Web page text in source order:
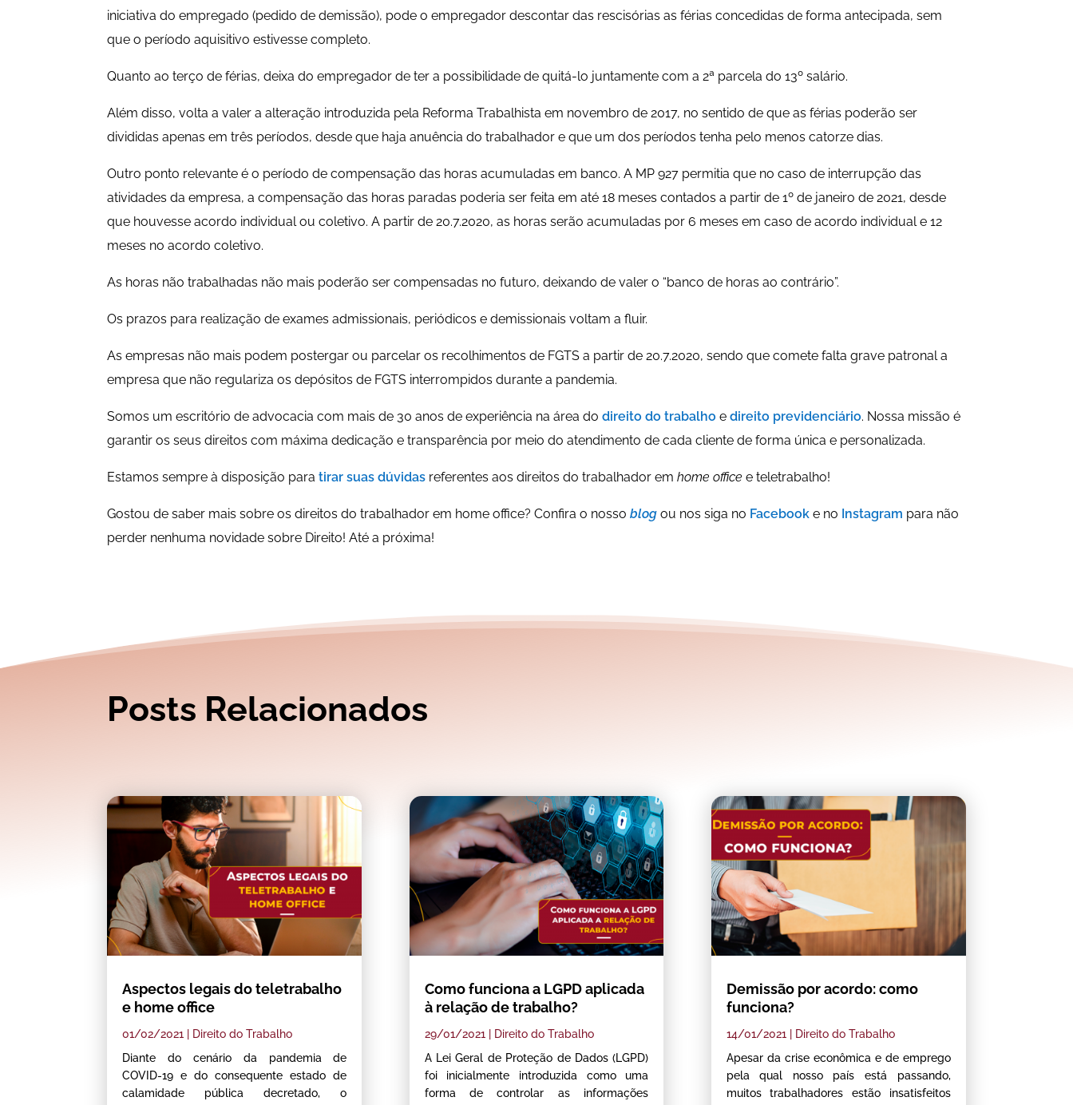
iniciativa do empregado (pedido de demissão), pode o empregador descontar das rescisórias as férias concedidas de forma antecipada, sem
que o período aquisitivo estivesse completo.
Quanto ao terço de férias, deixa do empregador de ter a possibilidade de quitá-lo juntamente com a 2ª parcela do 13º salário.
Além disso, volta a valer a alteração introduzida pela Reforma Trabalhista em novembro de 2017, no sentido de que as férias poderão ser
divididas apenas em três períodos, desde que haja anuência do trabalhador e que um dos períodos tenha pelo menos catorze dias.
Outro ponto relevante é o período de compensação das horas acumuladas em banco. A MP 927 permitia que no caso de interrupção das
atividades da empresa, a compensação das horas paradas poderia ser feita em até 18 meses contados a partir de 1º de janeiro de 2021, desde
que houvesse acordo individual ou coletivo. A partir de 20.7.2020, as horas serão acumuladas por 6 meses em caso de acordo individual e 12
meses no acordo coletivo.
As horas não trabalhadas não mais poderão ser compensadas no futuro, deixando de valer o “banco de horas ao contrário”.
Os prazos para realização de exames admissionais, periódicos e demissionais voltam a fluir.
As empresas não mais podem postergar ou parcelar os recolhimentos de FGTS a partir de 20.7.2020, sendo que comete falta grave patronal a
empresa que não regulariza os depósitos de FGTS interrompidos durante a pandemia.
Somos um escritório de advocacia com mais de 30 anos de experiência na área dodireito do trabalho edireito previdenciário. Nossa missão é
garantir os seus direitos com máxima dedicação e transparência por meio do atendimento de cada cliente de forma única e personalizada.
Estamos sempre à disposição para tirar suas dúvidas referentes aos direitos do trabalhador emhome office e teletrabalho!
Gostou de saber mais sobre os direitos do trabalhador em home office? Confira o nosso blog ou nos siga no Facebook e no Instagram para não
perder nenhuma novidade sobre Direito! Até a próxima!
Posts Relacionados
Aspectos legais do teletrabalho
e home office
01/02/2021 | Direito do Trabalho
Diante do cenário da pandemia de
COVID-19 e do consequente estado de
calamidade pública decretado, o
Como funciona a LGPD aplicada
à relação de trabalho?
29/01/2021| Direito do Trabalho
A Lei Geral de Proteção de Dados (LGPD)
foi inicialmente introduzida como uma
forma de controlar as informações
Demissão por acordo: como
funciona?
14/01/2021| Direito do Trabalho
Apesar da crise econômica e de emprego
pela qual nosso país está passando,
muitos trabalhadores estão insatisfeitos